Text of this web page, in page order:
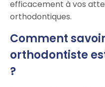
efficacement à vos
orthodontiques.
Comment
orthodontiste
?